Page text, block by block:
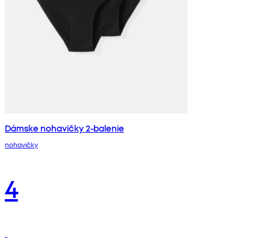
Dámske nohavičky 2-balenie
nohavičky
4